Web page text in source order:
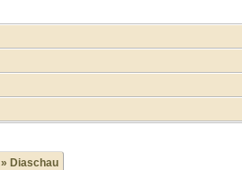
» Diaschau